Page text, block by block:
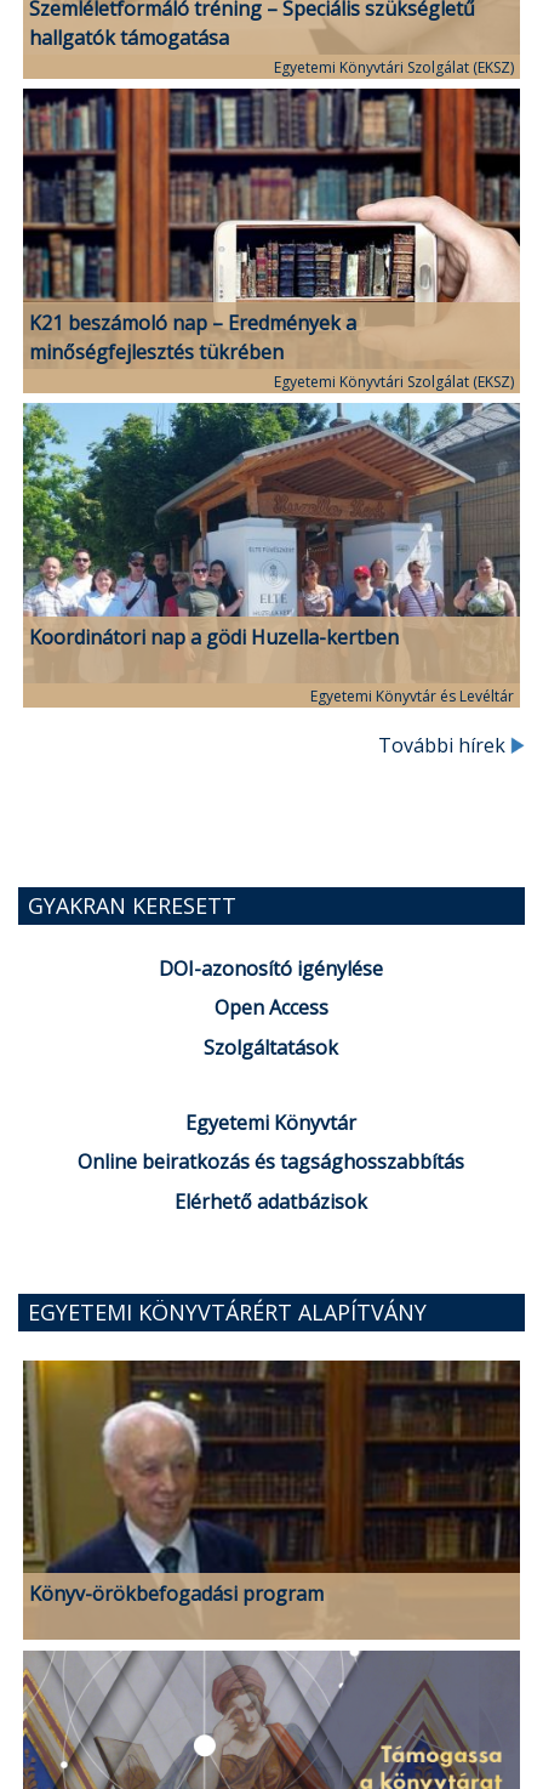
Szemléletformáló tréning – Speciális szükségletű
hallgatók támogatása
Egyetemi Könyvtári Szolgálat (EKSZ)
K21 beszámoló nap – Eredmények a
minőségfejlesztés tükrében
Egyetemi Könyvtári Szolgálat (EKSZ)
Koordinátori nap a gödi Huzella-kertben
Egyetemi Könyvtár és Levéltár
További hírek
GYAKRAN KERESETT
DOI-azonosító igénylése
Open Access
Szolgáltatások
Egyetemi Könyvtár
Online beiratkozás és tagsághosszabbítás
Elérhető adatbázisok
EGYETEMI KÖNYVTÁRÉRT ALAPÍTVÁNY
Könyv-örökbefogadási program